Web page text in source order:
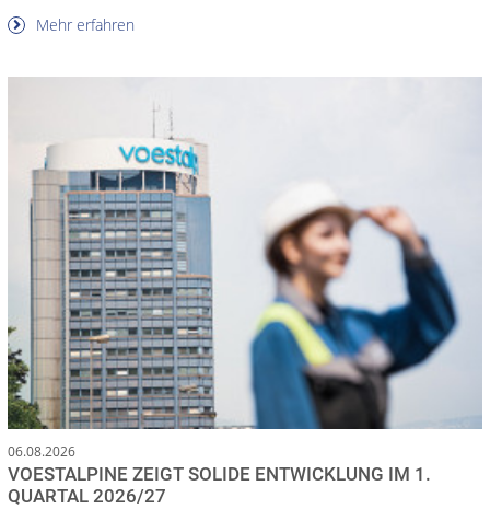
Mehr erfahren
06.08.2026
VOESTALPINE ZEIGT SOLIDE ENTWICKLUNG IM 1.
QUARTAL 2026/27